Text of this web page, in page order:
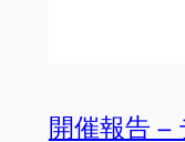
開催報告 –